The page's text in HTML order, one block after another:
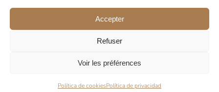
Accepter
Refuser
Voir les préférences
Política de cookiesPolítica de privacidad
Generales de Venta